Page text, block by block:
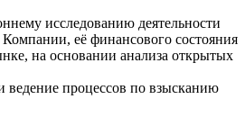
исследованию деятельности
её финансового состояния
на основании анализа открытых
ведение процессов по взысканию